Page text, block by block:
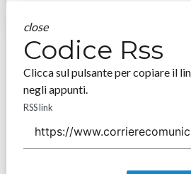
close
Codice Rss
Clicca sul pulsante per copiare il
negli appunti.
RSS link